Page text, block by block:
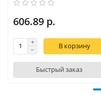
606.89 р.
В корзину
Быстрый заказ